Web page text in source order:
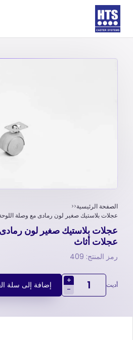
الصفحة الرئيسية
عجلات بلاستيك صغير لون رمادى مع وصلة
عجلات بلاستيك صغير لون
عجلات أثاث
رمز المنتج: 409
أديت
+
-
إضافة إلى سلة